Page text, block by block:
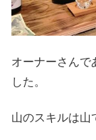
オーナーさんで
した。
山のスキルは山